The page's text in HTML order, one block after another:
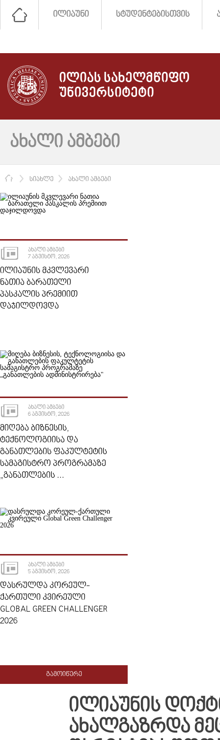
ᲘᲚᲘᲐᲣᲜᲘ ᲡᲢᲣᲓᲔᲜᲢᲔᲑᲘᲡᲗᲕᲘᲡ
ᲘᲚᲘᲐᲡ ᲡᲐᲮᲔᲚᲛᲬᲘᲤᲝ
ᲣᲜᲘᲕᲔᲠᲡᲘᲢᲔᲢᲘ
ᲐᲮᲐᲚᲘ ᲐᲛᲑᲔᲑᲘ
ᲛᲗᲐᲕᲐᲠᲘ
ᲡᲘᲐᲮᲚᲔ ᲐᲮᲐᲚᲘ ᲐᲛᲑᲔᲑᲘ
ᲐᲮᲐᲚᲘ ᲐᲛᲑᲔᲑᲘ
7 ᲐᲒᲕᲘᲡᲢᲝ, 2026
ᲘᲚᲘᲐᲣᲜᲘᲡ ᲛᲙᲕᲚᲔᲕᲐᲠᲘ
ᲜᲐᲗᲘᲐ ᲑᲐᲠᲐᲗᲔᲚᲘ
ᲞᲐᲡᲙᲐᲚᲘᲡ ᲞᲠᲔᲛᲘᲘᲗ
ᲓᲐᲯᲘᲚᲓᲝᲕᲓᲐ
ᲐᲮᲐᲚᲘ ᲐᲛᲑᲔᲑᲘ
6 ᲐᲒᲕᲘᲡᲢᲝ, 2026
ᲛᲘᲦᲔᲑᲐ ᲑᲘᲖᲜᲔᲡᲘᲡ,
ᲢᲔᲥᲜᲝᲚᲝᲒᲘᲘᲡᲐ ᲓᲐ
ᲒᲐᲜᲐᲗᲚᲔᲑᲘᲡ ᲤᲐᲙᲣᲚᲢᲔᲢᲘᲡ
ᲡᲐᲛᲐᲒᲘᲡᲢᲠᲝ ᲞᲠᲝᲒᲠᲐᲛᲐᲖᲔ
„ᲒᲐᲜᲐᲗᲚᲔᲑᲘᲡ ...
ᲐᲮᲐᲚᲘ ᲐᲛᲑᲔᲑᲘ
5 ᲐᲒᲕᲘᲡᲢᲝ, 2026
ᲓᲐᲡᲠᲣᲚᲓᲐ ᲙᲝᲠᲔᲣᲚ-
ᲥᲐᲠᲗᲣᲚᲘ ᲙᲕᲘᲠᲔᲣᲚᲘ
GLOBAL GREEN CHALLENGER
2026
ᲒᲐᲛᲝᲘᲬᲔᲠᲔ
ᲘᲚᲘᲐᲣᲜᲘᲡ
ᲐᲮᲐᲚᲒᲐᲖᲠᲓᲐ